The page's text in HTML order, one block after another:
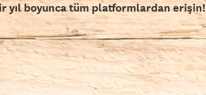
yıl boyunca tüm platformlardan erişin!